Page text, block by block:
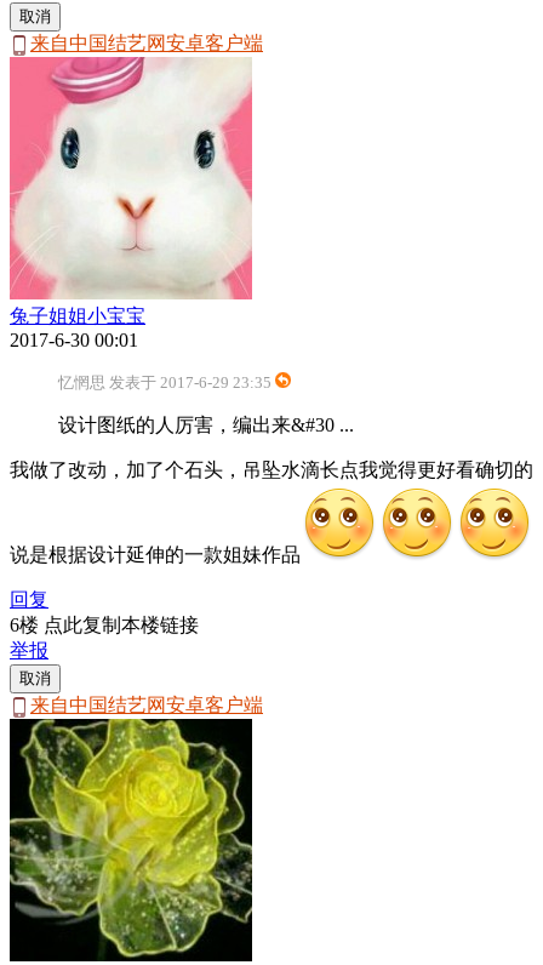
取消
来自中国结艺网安卓客户端
兔子姐姐小宝宝
2017-6-30 00:01
忆惘思 发表于 2017-6-29 23:35
设计图纸的人厉害，编出来&#30 ...
我做了改动，加了个石头，吊坠水滴长点我觉得更好看确切的
说是根据设计延伸的一款姐妹作品
回复
6楼 点此复制本楼链接
举报
取消
来自中国结艺网安卓客户端